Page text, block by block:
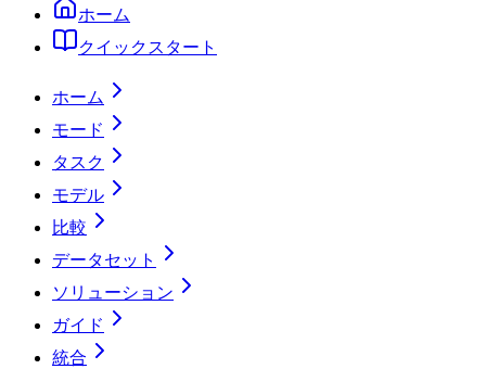
ホーム
クイックスタート
ホーム
モード
タスク
モデル
比較
データセット
ソリューション
ガイド
統合